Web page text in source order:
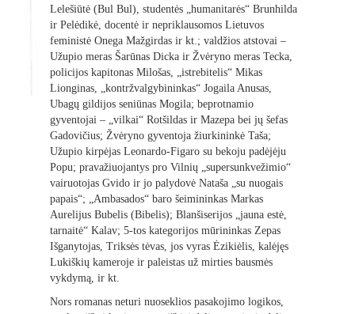
Lelešiūtė (Bul Bul), studentės „humanitarės“ Brunhilda
ir Pelėdikė, docentė ir nepriklausomos Lietuvos
feministė Onega Mažgirdas ir kt.; valdžios atstovai –
Užupio meras Šarūnas Dicka ir Žvėryno meras Tecka,
policijos kapitonas Milošas, „istrebitelis“ Mikas
Lionginas, „kontržvalgybininkas“ Jogaila Anusas,
Ubagų gildijos seniūnas Mogila; beprotnamio
gyventojai – „vilkai“ Rotšildas ir Mazepa bei jų šefas
Gadovičius; Žvėryno gyventoja žiurkininkė Taša;
Užupio kirpėjas Leonardo-Figaro su bekoju padėjėju
Popu; pravažiuojantys pro Vilnių „supersunkvežimio“
vairuotojas Gvido ir jo palydovė Nataša „su nuogais
papais“; „Ambasados“ baro šeimininkas Markas
Aurelijus Bubelis (Bibelis); Blanšiserijos „jauna estė,
tarnaitė“ Kalav; 5-tos kategorijos mūrininkas Zepas
Išganytojas, Triksės tėvas, jos vyras Ėzikiėlis, kalėjęs
Lukiškių kameroje ir paleistas už mirties bausmės
vykdymą, ir kt.
Nors romanas neturi nuoseklios pasakojimo logikos,